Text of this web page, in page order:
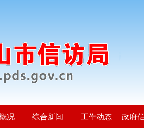
况 综合新闻 工作动态 政府